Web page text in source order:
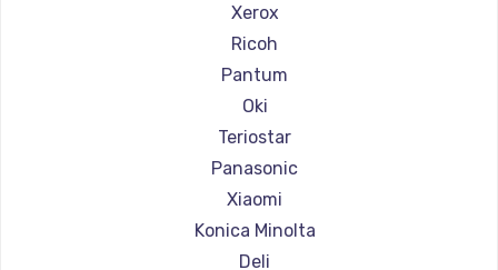
Xerox
Ricoh
Pantum
Oki
Teriostar
Panasonic
Xiaomi
Konica Minolta
Deli